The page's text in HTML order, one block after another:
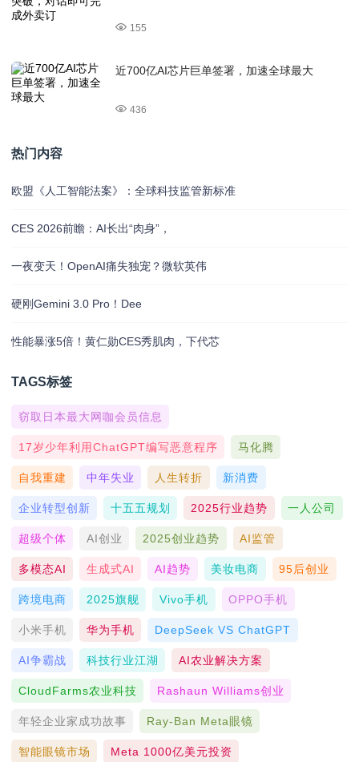
155
近700亿AI芯片巨单签署，加速全球最大
436
热门内容
欧盟《人工智能法案》：全球科技监管新标准
CES 2026前瞻：AI长出“肉身”，
一夜变天！OpenAI痛失独宠？微软英伟
硬刚Gemini 3.0 Pro！Dee
性能暴涨5倍！黄仁勋CES秀肌肉，下代芯
TAGS标签
窃取日本最大网咖会员信息
17岁少年利用ChatGPT编写恶意程序 马化腾
自我重建 中年失业 人生转折 新消费
企业转型创新 十五五规划 2025行业趋势 一人公司
超级个体 AI创业 2025创业趋势 AI监管
多模态AI 生成式AI AI趋势 美妆电商 95后创业
跨境电商 2025旗舰 Vivo手机 OPPO手机
小米手机 华为手机 DeepSeek VS ChatGPT
AI争霸战 科技行业江湖 AI农业解决方案
CloudFarms农业科技 Rashaun Williams创业
年轻企业家成功故事 Ray-Ban Meta眼镜
智能眼镜市场 Meta 1000亿美元投资